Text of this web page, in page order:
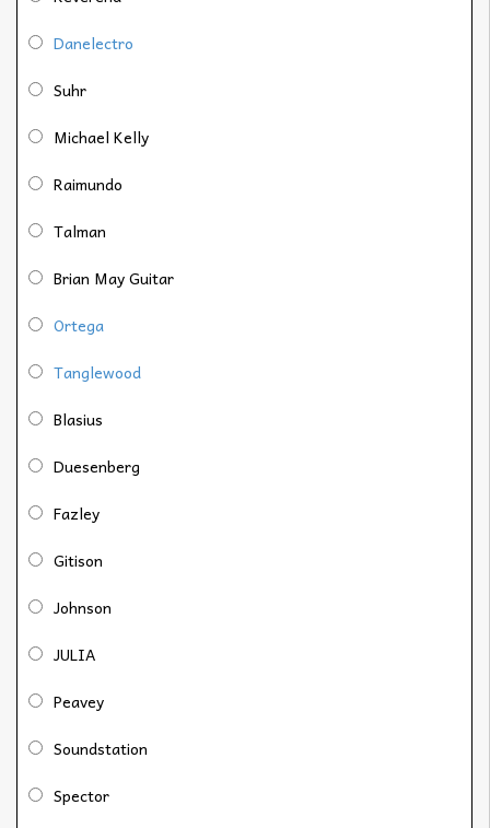
Danelectro
Suhr
Michael Kelly
Raimundo
Talman
Brian May Guitar
Ortega
Tanglewood
Blasius
Duesenberg
Fazley
Gitison
Johnson
JULIA
Peavey
Soundstation
Spector